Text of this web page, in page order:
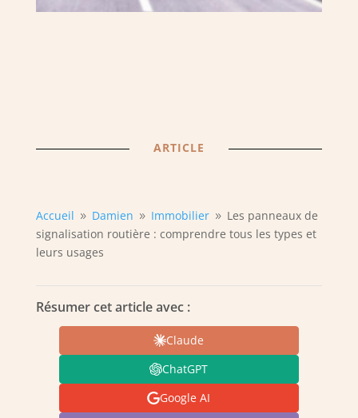
ARTICLE
Accueil 9 Damien 9 Immobilier 9 Les panneaux de
signalisation routière : comprendre tous les types et
leurs usages
Résumer cet article avec :
Claude
ChatGPT
Google AI